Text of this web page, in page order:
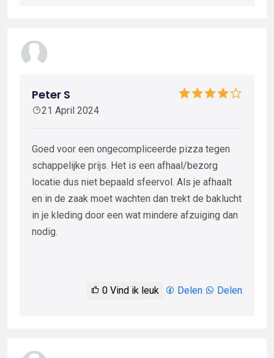
Peter S
21 April 2024
Goed voor een ongecompliceerde pizza tegen
schappelijke prijs. Het is een afhaal/bezorg
locatie dus niet bepaald sfeervol. Als je afhaalt
en in de zaak moet wachten dan trekt de baklucht
in je kleding door een wat mindere afzuiging dan
nodig.
0 Vind ik leuk Delen Delen